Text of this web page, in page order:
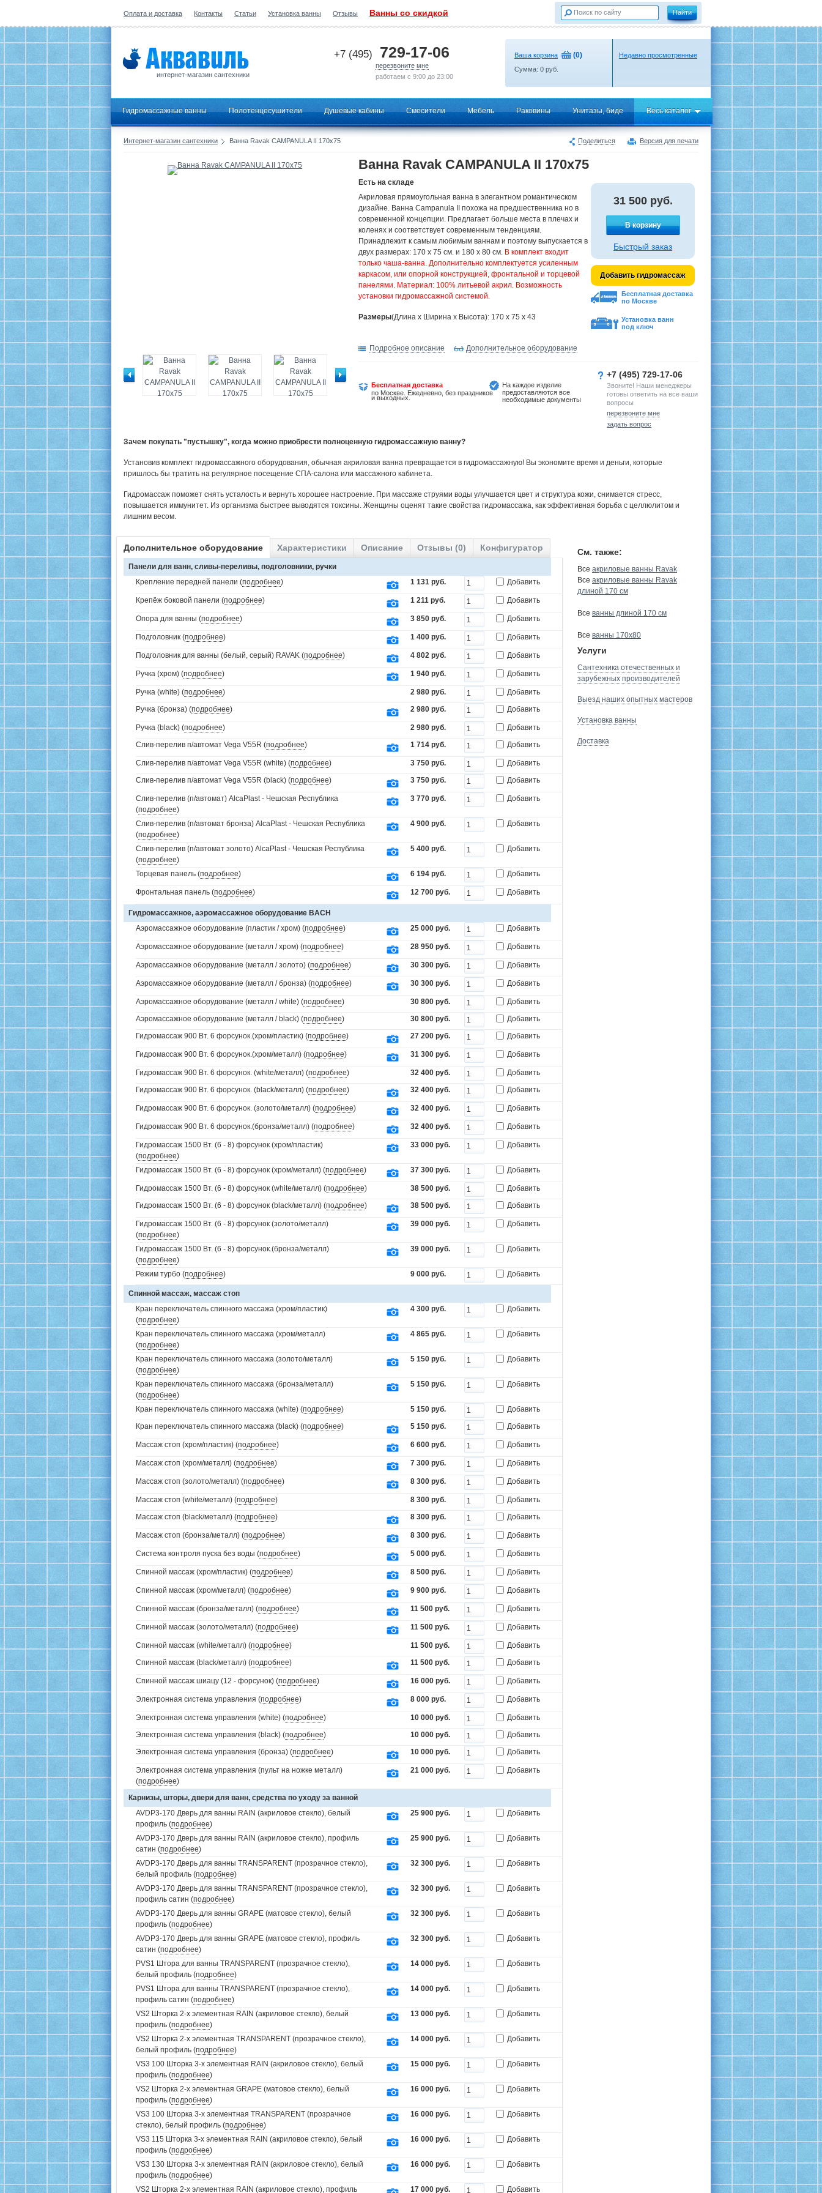
Оплата и доставка Контакты Статьи Установка ванны Отзывы Ванны со скидкой
интернет-магазин сантехники
+7 (495) 729-17-06
перезвоните мне
работаем с 9:00 до 23:00
Ваша корзина (0)
Сумма: 0 руб.
Недавно просмотренные
Гидромассажные ванны Полотенцесушители Душевые кабины Смесители Мебель Раковины Унитазы, биде Весь каталог
Поделиться Версия для печати
Интернет-магазин сантехники Ванна Ravak CAMPANULA II 170x75
Ванна Ravak CAMPANULA II 170x75
Есть на складе
Акриловая прямоугольная ванна в элегантном романтическом
дизайне. Ванна Campanula II похожа на предшественника но в
современной концепции. Предлагает больше места в плечах и
коленях и соответствует современным тенденциям.
Принадлежит к самым любимым ваннам и поэтому выпускается в
двух размерах: 170 x 75 см. и 180 x 80 см. В комплект входит
только чаша-ванна. Дополнительно комплектуется усиленным
каркасом, или опорной конструкцией, фронтальной и торцевой
панелями. Материал: 100% литьевой акрил. Возможность
установки гидромассажной системой.
Размеры(Длина х Ширина х Высота): 170 x 75 x 43
31 500 руб.
В корзину
Быстрый заказ
Добавить гидромассаж
Бесплатная доставка
по Москве
Установка ванн
под ключ
Подробное описание Дополнительное оборудование
Бесплатная доставка
по Москве. Ежедневно, без праздников
и выходных.
На каждое изделие
предоставляются все
необходимые документы
+7 (495) 729-17-06
Звоните! Наши менеджеры
готовы ответить на все ваши
вопросы
перезвоните мне
задать вопрос
Зачем покупать "пустышку", когда можно приобрести полноценную гидромассажную ванну?
Установив комплект гидромассажного оборудования, обычная акриловая ванна превращается в гидромассажную! Вы экономите время и деньги, которые
пришлось бы тратить на регулярное посещение СПА-салона или массажного кабинета.
Гидромассаж поможет снять усталость и вернуть хорошее настроение. При массаже струями воды улучшается цвет и структура кожи, снимается стресс,
повышается иммунитет. Из организма быстрее выводятся токсины. Женщины оценят такие свойства гидромассажа, как эффективная борьба с целлюлитом и
лишним весом.
Дополнительное оборудование Характеристики Описание Отзывы (0) Конфигуратор
Панели для ванн, сливы-переливы, подголовники, ручки
Крепление передней панели (подробнее) 1 131 руб. Добавить
Крепёж боковой панели (подробнее) 1 211 руб. Добавить
Опора для ванны (подробнее) 3 850 руб. Добавить
Подголовник (подробнее) 1 400 руб. Добавить
Подголовник для ванны (белый, серый) RAVAK (подробнее) 4 802 руб. Добавить
Ручка (хром) (подробнее) 1 940 руб. Добавить
Ручка (white) (подробнее) 2 980 руб.
Добавить
Ручка (бронза) (подробнее) 2 980 руб. Добавить
Ручка (black) (подробнее) 2 980 руб.
Добавить
Слив-перелив п/автомат Vega V55R (подробнее) 1 714 руб. Добавить
Слив-перелив п/автомат Vega V55R (white) (подробнее) 3 750 руб.
Добавить
Слив-перелив п/автомат Vega V55R (black) (подробнее) 3 750 руб. Добавить
Слив-перелив (п/автомат) AlcaPlast - Чешская Республика
(подробнее)
3 770 руб. Добавить
Слив-перелив (п/автомат бронза) AlcaPlast - Чешская Республика
(подробнее)
4 900 руб. Добавить
Слив-перелив (п/автомат золото) AlcaPlast - Чешская Республика
(подробнее)
5 400 руб. Добавить
Торцевая панель (подробнее) 6 194 руб. Добавить
Фронтальная панель (подробнее) 12 700 руб. Добавить
Гидромассажное, аэромассажное оборудование BACH
Аэромассажное оборудование (пластик / хром) (подробнее) 25 000 руб. Добавить
Аэромассажное оборудование (металл / хром) (подробнее) 28 950 руб. Добавить
Аэромассажное оборудование (металл / золото) (подробнее) 30 300 руб. Добавить
Аэромассажное оборудование (металл / бронза) (подробнее) 30 300 руб. Добавить
Аэромассажное оборудование (металл / white) (подробнее) 30 800 руб.
Добавить
Аэромассажное оборудование (металл / black) (подробнее) 30 800 руб.
Добавить
Гидромассаж 900 Вт. 6 форсунок.(хром/пластик) (подробнее) 27 200 руб. Добавить
Гидромассаж 900 Вт. 6 форсунок.(хром/металл) (подробнее) 31 300 руб. Добавить
Гидромассаж 900 Вт. 6 форсунок. (white/металл) (подробнее) 32 400 руб.
Добавить
Гидромассаж 900 Вт. 6 форсунок. (black/металл) (подробнее) 32 400 руб. Добавить
Гидромассаж 900 Вт. 6 форсунок. (золото/металл) (подробнее) 32 400 руб. Добавить
Гидромассаж 900 Вт. 6 форсунок.(бронза/металл) (подробнее) 32 400 руб. Добавить
Гидромассаж 1500 Вт. (6 - 8) форсунок (хром/пластик)
(подробнее)
33 000 руб. Добавить
Гидромассаж 1500 Вт. (6 - 8) форсунок (хром/металл) (подробнее) 37 300 руб. Добавить
Гидромассаж 1500 Вт. (6 - 8) форсунок (white/металл) (подробнее) 38 500 руб.
Добавить
Гидромассаж 1500 Вт. (6 - 8) форсунок (black/металл) (подробнее) 38 500 руб. Добавить
Гидромассаж 1500 Вт. (6 - 8) форсунок (золото/металл)
(подробнее)
39 000 руб. Добавить
Гидромассаж 1500 Вт. (6 - 8) форсунок.(бронза/металл)
(подробнее)
39 000 руб. Добавить
Режим турбо (подробнее) 9 000 руб. Добавить
Спинной массаж, массаж стоп
Кран переключатель спинного массажа (хром/пластик)
(подробнее)
4 300 руб. Добавить
Кран переключатель спинного массажа (хром/металл)
(подробнее)
4 865 руб. Добавить
Кран переключатель спинного массажа (золото/металл)
(подробнее)
5 150 руб. Добавить
Кран переключатель спинного массажа (бронза/металл)
(подробнее)
5 150 руб. Добавить
Кран переключатель спинного массажа (white) (подробнее) 5 150 руб.
Добавить
Кран переключатель спинного массажа (black) (подробнее) 5 150 руб. Добавить
Массаж стоп (хром/пластик) (подробнее) 6 600 руб. Добавить
Массаж стоп (хром/металл) (подробнее) 7 300 руб. Добавить
Массаж стоп (золото/металл) (подробнее) 8 300 руб. Добавить
Массаж стоп (white/металл) (подробнее) 8 300 руб.
Добавить
Массаж стоп (black/металл) (подробнее) 8 300 руб. Добавить
Массаж стоп (бронза/металл) (подробнее) 8 300 руб. Добавить
Система контроля пуска без воды (подробнее) 5 000 руб. Добавить
Спинной массаж (хром/пластик) (подробнее) 8 500 руб. Добавить
Спинной массаж (хром/металл) (подробнее) 9 900 руб. Добавить
Спинной массаж (бронза/металл) (подробнее) 11 500 руб. Добавить
Спинной массаж (золото/металл) (подробнее) 11 500 руб. Добавить
Спинной массаж (white/металл) (подробнее) 11 500 руб.
Добавить
Спинной массаж (black/металл) (подробнее) 11 500 руб. Добавить
Спинной массаж шиацу (12 - форсунок) (подробнее) 16 000 руб. Добавить
Электронная система управления (подробнее) 8 000 руб. Добавить
Электронная система управления (white) (подробнее) 10 000 руб.
Добавить
Электронная система управления (black) (подробнее) 10 000 руб.
Добавить
Электронная система управления (бронза) (подробнее) 10 000 руб. Добавить
Электронная система управления (пульт на ножке металл)
(подробнее)
21 000 руб. Добавить
Карнизы, шторы, двери для ванн, средства по уходу за ванной
AVDP3-170 Дверь для ванны RAIN (акриловое стекло), белый
профиль (подробнее)
25 900 руб. Добавить
AVDP3-170 Дверь для ванны RAIN (акриловое стекло), профиль
сатин (подробнее)
25 900 руб. Добавить
AVDP3-170 Дверь для ванны TRANSPARENT (прозрачное стекло),
белый профиль (подробнее)
32 300 руб. Добавить
AVDP3-170 Дверь для ванны TRANSPARENT (прозрачное стекло),
профиль сатин (подробнее)
32 300 руб. Добавить
AVDP3-170 Дверь для ванны GRAPE (матовое стекло), белый
профиль (подробнее)
32 300 руб. Добавить
AVDP3-170 Дверь для ванны GRAPE (матовое стекло), профиль
сатин (подробнее)
32 300 руб. Добавить
PVS1 Штора для ванны TRANSPARENT (прозрачное стекло),
белый профиль (подробнее)
14 000 руб. Добавить
PVS1 Штора для ванны TRANSPARENT (прозрачное стекло),
профиль сатин (подробнее)
14 000 руб. Добавить
VS2 Шторка 2-х элементная RAIN (акриловое стекло), белый
профиль (подробнее)
13 000 руб. Добавить
VS2 Шторка 2-х элементная TRANSPARENT (прозрачное стекло),
белый профиль (подробнее)
14 000 руб. Добавить
VS3 100 Шторка 3-х элементная RAIN (акриловое стекло), белый
профиль (подробнее)
15 000 руб. Добавить
VS2 Шторка 2-х элементная GRAPE (матовое стекло), белый
профиль (подробнее)
16 000 руб. Добавить
VS3 100 Шторка 3-х элементная TRANSPARENT (прозрачное
стекло), белый профиль (подробнее)
16 000 руб. Добавить
VS3 115 Шторка 3-х элементная RAIN (акриловое стекло), белый
профиль (подробнее)
16 000 руб. Добавить
VS3 130 Шторка 3-х элементная RAIN (акриловое стекло), белый
профиль (подробнее)
16 000 руб. Добавить
VS2 Шторка 2-х элементная RAIN (акриловое стекло), профиль 17 000 руб. Добавить
См. также:
Все акриловые ванны Ravak
Все акриловые ванны Ravak
длиной 170 см
Все ванны длиной 170 см
Все ванны 170х80
Услуги
Сантехника отечественных и
зарубежных производителей
Выезд наших опытных мастеров
Установка ванны
Доставка